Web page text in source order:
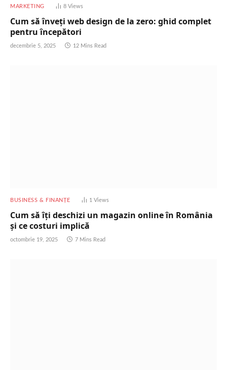
MARKETING 8 Views
Cum să înveți web design de la zero: ghid complet
pentru începători
decembrie 5, 2025 12 Mins Read
BUSINESS & FINANȚE 1 Views
Cum să îți deschizi un magazin online în România
și ce costuri implică
octombrie 19, 2025 7 Mins Read